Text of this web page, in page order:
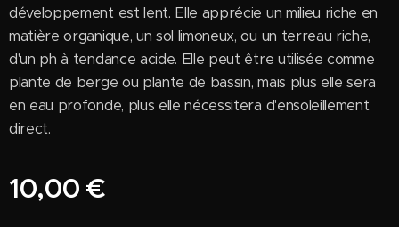
développement est lent. Elle apprécie un milieu riche en
matière organique, un sol limoneux, ou un terreau riche,
d'un ph à tendance acide. Elle peut être utilisée comme
plante de berge ou plante de bassin, mais plus elle sera
en eau profonde, plus elle nécessitera d'ensoleillement
direct.
10,00 €